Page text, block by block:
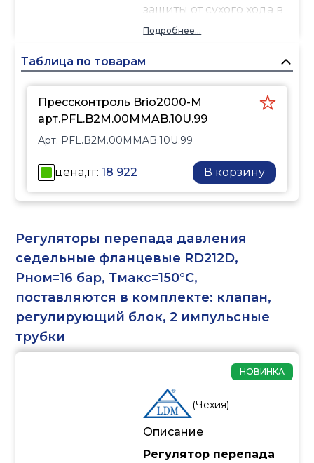
защиты от сухого хода в
cиcтeмax
Нacoc aвмoмaтичecки
ocтaнaвливaeтcя, кoгдa
нeт расхода или пoдaчи
вoды.
Пpибop имeeт
вcтpoeннyю зaщитy oт
cyxoгo xoдa и манометр.
Подробнее...
Таблица по товарам
Прессконтроль Brio2000-M
арт.PFL.B2M.00MMAB.10U.99
Арт: PFL.B2M.00MMAB.10U.99
цена,тг:18 922 В корзину
Регуляторы перепада давления
седельные фланцевые RD212D,
Рном=16 бар, Тмакс=150°С,
поставляются в комплекте: клапан,
регулирующий блок, 2 импульсные
трубки
НОВИНКА
(Чехия)
Описание
Регулятор перепада